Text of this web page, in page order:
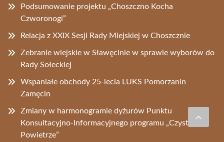
Podsumowanie projektu „Choszczno Kocha
Czworonogi”
Relacja z XXIX Sesji Rady Miejskiej w Choszcznie
Zebranie wiejskie w Sławęcinie w sprawie wyborów do
Rady Sołeckiej
Wspaniałe obchody 25-lecia LUKS Pomorzanin
Zamęcin
Zmiany w harmonogramie dyżurów Punktu
Konsultacyjno-Informacyjnego programu „Czyste
Powietrze”